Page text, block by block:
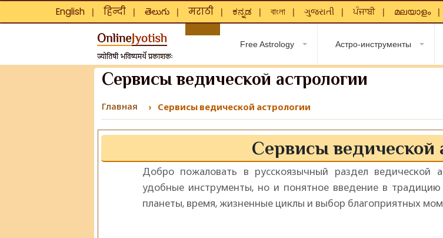
English ❘ हिन्दी ❘ తెలుగు ❘ मराठी ❘ ಕನ್ನಡ ❘ বাংলা ❘ ગુજરાતી ❘ ਪੰਜਾਬੀ ❘ മലയാളം ❘
Free Astrology Астро-инструменты
Сервисы ведической астрологии
Главная Сервисы ведической астрологии
Сервисы ведической
Добро пожаловать в русскоязычный раздел ведической
удобные инструменты, но и понятное введение в
планеты, время, жизненные циклы и выбор благоприятных